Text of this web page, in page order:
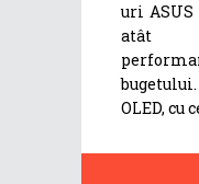
uri
atât
OLED, cu